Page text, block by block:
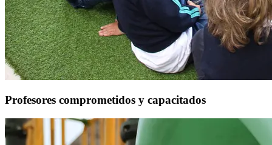
Profesores comprometidos y capacitados